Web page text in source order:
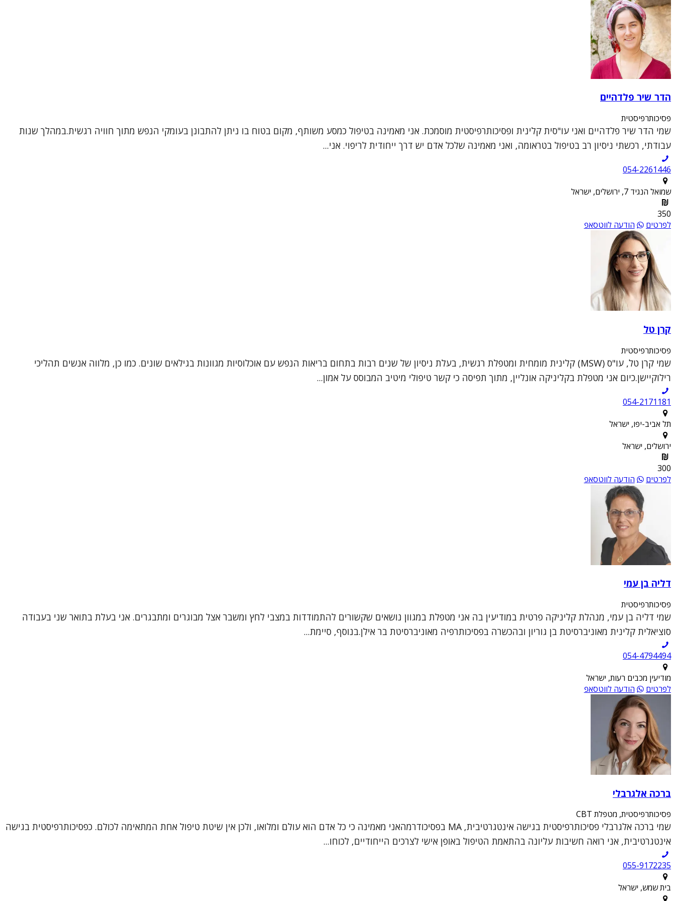
הדר שיר פלדהיים
פסיכותרפיסטית
שמי הדר שיר פלדהיים ואני עו"סית קלינית ופסיכותרפיסטית מוסמכת. אני מאמינה בטיפול כמסע משותף, מקום בטוח בו ניתן להתבונן בעומקי הנפש מתוך חוויה רגשית.במהלך שנות
עבודתי, רכשתי ניסיון רב בטיפול בטראומה, ואני מאמינה שלכל אדם יש דרך ייחודית לריפוי. אני...
054-2261446
שמואל הנגיד 7, ירושלים, ישראל
350
לפרטים
הודעה לווטסאפ
קרן טל
פסיכותרפיסטית
שמי קרן טל, עו"ס (MSW) קלינית מומחית ומטפלת רגשית, בעלת ניסיון של שנים רבות בתחום בריאות הנפש עם אוכלוסיות מגוונות בגילאים שונים. כמו כן, מלווה אנשים תהליכי
רילוקיישן.כיום אני מטפלת בקליניקה אונליין, מתוך תפיסה כי קשר טיפולי מיטיב המבוסס על אמון...
054-2171181
תל אביב-יפו, ישראל
ירושלים, ישראל
300
לפרטים
הודעה לווטסאפ
דליה בן עמי
פסיכותרפיסטית
שמי דליה בן עמי, מנהלת קליניקה פרטית במודיעין בה אני מטפלת במגוון נושאים שקשורים להתמודדות במצבי לחץ ומשבר אצל מבוגרים ומתבגרים. אני בעלת בתואר שני בעבודה
סוציאלית קלינית מאוניברסיטת בן גוריון ובהכשרה בפסיכותרפיה מאוניברסיטת בר אילן.בנוסף, סיימת...
054-4794494
מודיעין מכבים רעות, ישראל
לפרטים
הודעה לווטסאפ
ברכה אלגרבלי
פסיכותרפיסטית, מטפלת CBT
שמי ברכה אלגרבלי פסיכותרפיסטית בגישה אינטגרטיבית, MA בפסיכודרמהאני מאמינה כי כל אדם הוא עולם ומלואו, ולכן אין שיטת טיפול אחת המתאימה לכולם. כפסיכותרפיסטית בגישה
אינטגרטיבית, אני רואה חשיבות עליונה בהתאמת הטיפול באופן אישי לצרכים הייחודיים, לכוחו...
055-9172235
בית שמש, ישראל